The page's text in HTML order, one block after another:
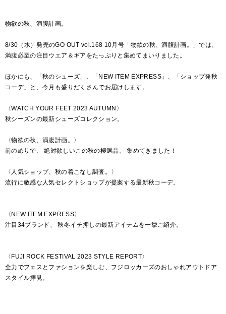
物欲の秋、満腹計画。
8/30（水）発売のGO OUT vol.168 10月号「物欲の秋、満腹計画。」では、
満腹必至の注目ウエア＆ギアをたっぷりと集めてまいりました。
ほかにも、「秋のシューズ」、「NEW ITEM EXPRESS」、「ショップ発秋
コーデ」と、今月も盛りだくさんでお届けします。
〈WATCH YOUR FEET 2023 AUTUMN〉
秋シーズンの最新シューズコレクション。
〈物欲の秋、満腹計画。〉
前のめりで、 絶対欲しいこの秋の極選品、 集めてきました！
〈人気ショップ、秋の着こなし調査。〉
流行に敏感な人気セレクトショップが提案する最新秋コーデ。
〈NEW ITEM EXPRESS〉
注目34ブランド、 秋冬イチ押しの最新アイテムを一挙ご紹介。
〈FUJI ROCK FESTIVAL 2023 STYLE REPORT〉
全力でフェスとファションを楽しむ、フジロッカーズのおしゃれアウトドア
スタイル拝見。